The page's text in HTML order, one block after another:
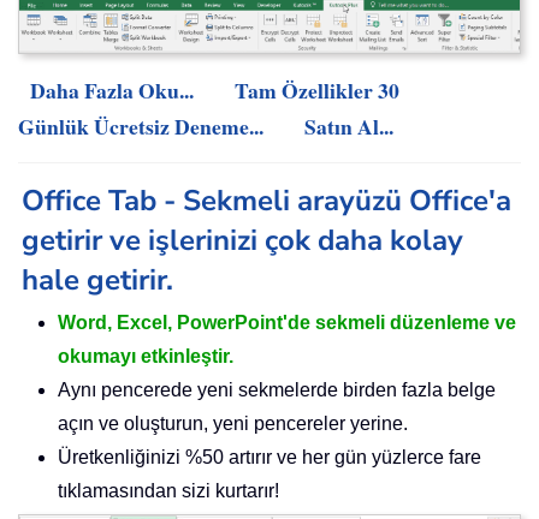
Daha Fazla Oku...
Tam Özellikler 30
Günlük Ücretsiz Deneme...
Satın Al...
Office Tab - Sekmeli arayüzü Office'a
getirir ve işlerinizi çok daha kolay
hale getirir.
Word, Excel, PowerPoint'de sekmeli düzenleme ve
okumayı etkinleştir.
Aynı pencerede yeni sekmelerde birden fazla belge
açın ve oluşturun, yeni pencereler yerine.
Üretkenliğinizi %50 artırır ve her gün yüzlerce fare
tıklamasından sizi kurtarır!